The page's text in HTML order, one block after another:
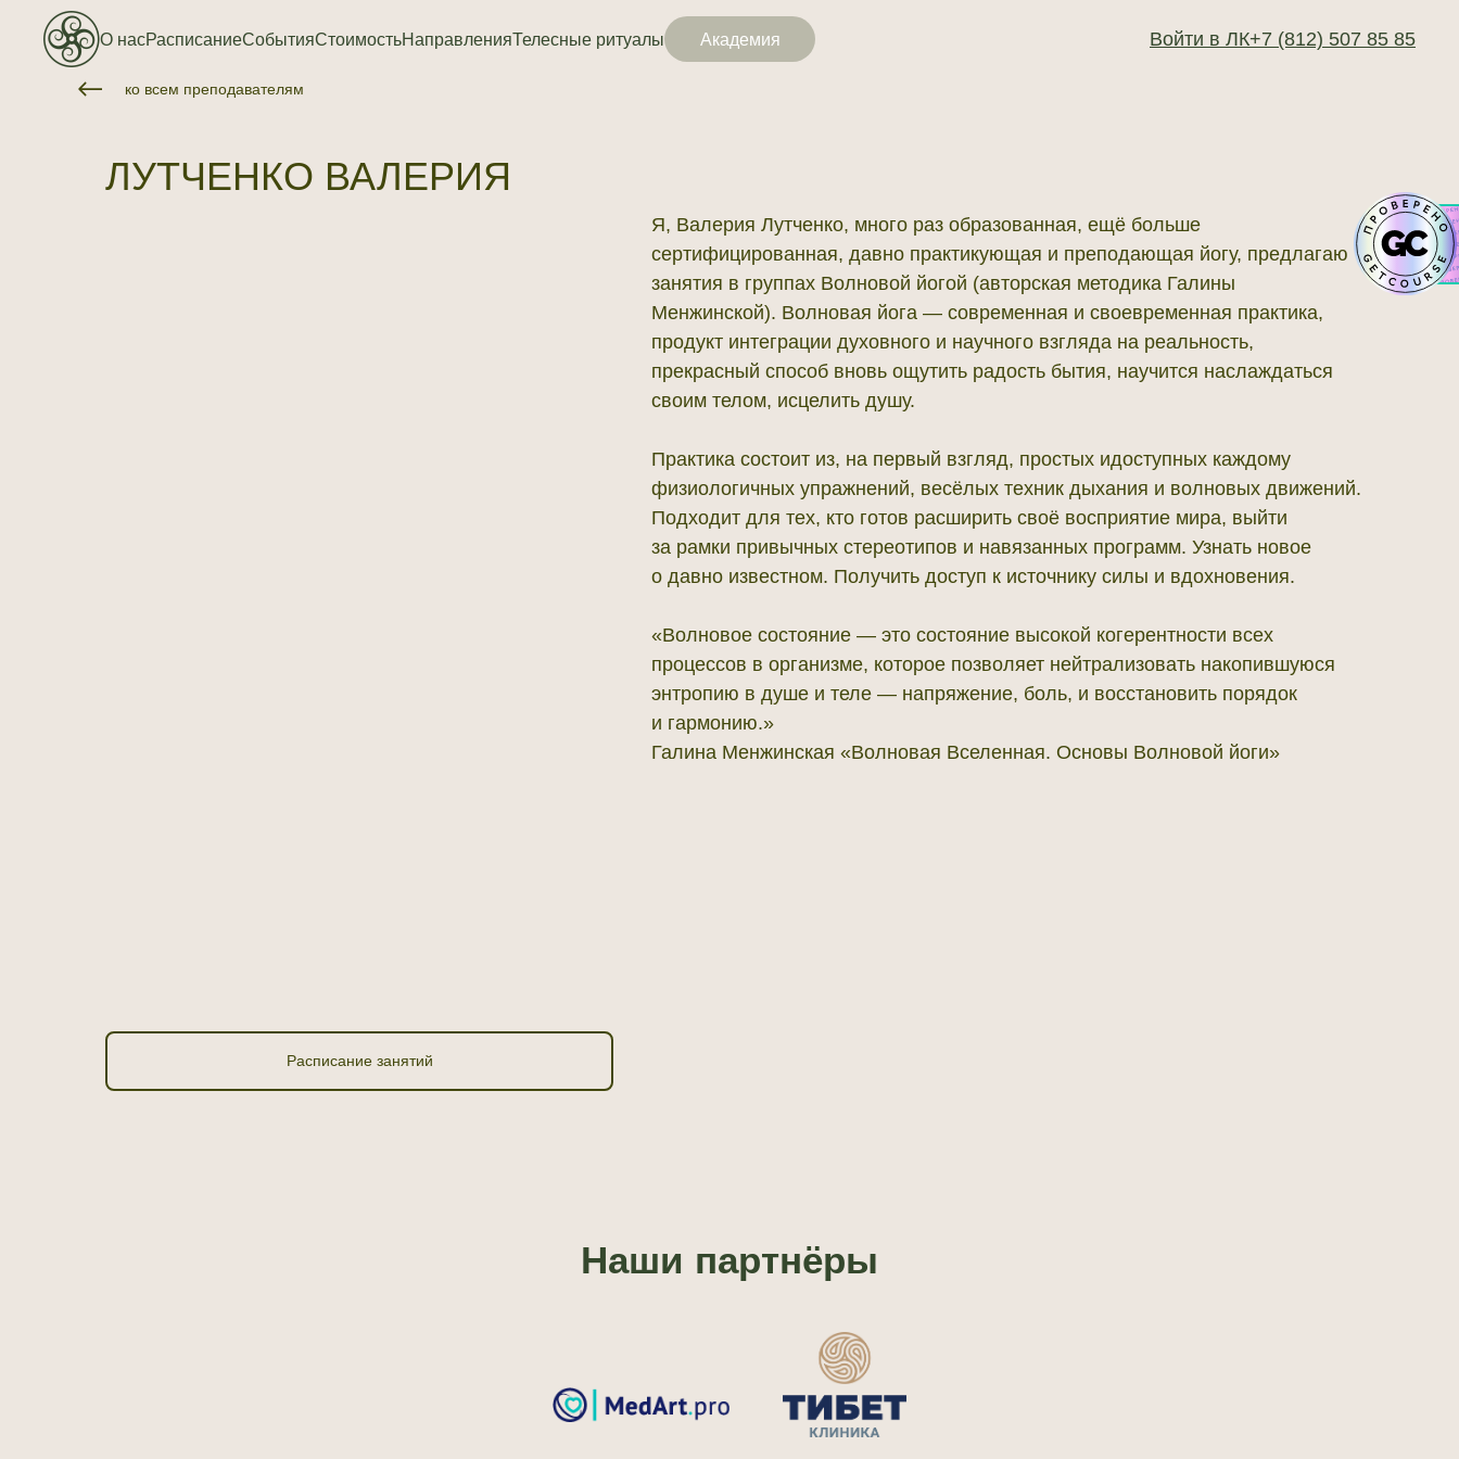
О насРасписаниеСобытияСтоимостьНаправленияТелесные ритуалы Академия Войти в ЛК+7 (812) 507 85 85
ко всем преподавателям
ЛУТЧЕНКО ВАЛЕРИЯ
Я, Валерия Лутченко, много раз образованная, ещё больше
сертифицированная, давно практикующая и преподающая йогу, предлагаю
занятия в группах Волновой йогой (авторская методика Галины
Менжинской). Волновая йога — современная и своевременная практика,
продукт интеграции духовного и научного взгляда на реальность,
прекрасный способ вновь ощутить радость бытия, научится наслаждаться
своим телом, исцелить душу.
Практика состоит из, на первый взгляд, простых идоступных каждому
физиологичных упражнений, весёлых техник дыхания и волновых движений.
Подходит для тех, кто готов расширить своё восприятие мира, выйти
за рамки привычных стереотипов и навязанных программ. Узнать новое
о давно известном. Получить доступ к источнику силы и вдохновения.
«Волновое состояние — это состояние высокой когерентности всех
процессов в организме, которое позволяет нейтрализовать накопившуюся
энтропию в душе и теле — напряжение, боль, и восстановить порядок
и гармонию.»
Галина Менжинская «Волновая Вселенная. Основы Волновой йоги»
Расписание занятий
Наши партнёры